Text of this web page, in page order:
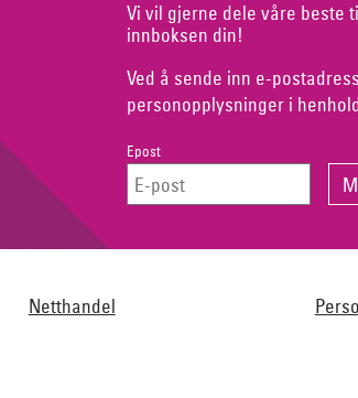
Vi vil gjerne dele våre beste
innboksen din!
Ved å sende inn e-
personopplysninger i
Epost
Netthandel